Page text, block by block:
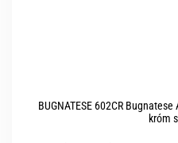
BUGNATESE 602CR
króm